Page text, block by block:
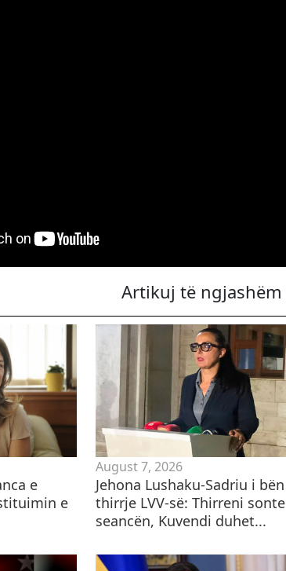
Artikuj të ngjashëm
e
e
August 7, 2026
Jehona Lushaku-Sadriu i bën
thirrje LVV-së: Thirreni sonte
seancën, Kuvendi duhet...